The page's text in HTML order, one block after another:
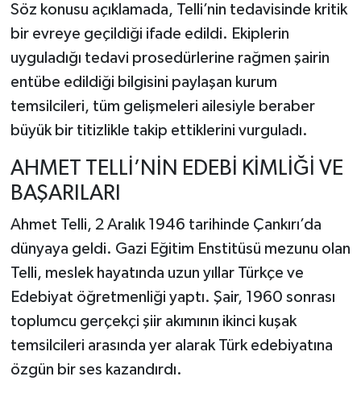
Söz konusu açıklamada, Telli’nin tedavisinde kritik
bir evreye geçildiği ifade edildi. Ekiplerin
uyguladığı tedavi prosedürlerine rağmen şairin
entübe edildiği bilgisini paylaşan kurum
temsilcileri, tüm gelişmeleri ailesiyle beraber
büyük bir titizlikle takip ettiklerini vurguladı.
AHMET TELLİ’NİN EDEBİ KİMLİĞİ VE
BAŞARILARI
Ahmet Telli, 2 Aralık 1946 tarihinde Çankırı’da
dünyaya geldi. Gazi Eğitim Enstitüsü mezunu olan
Telli, meslek hayatında uzun yıllar Türkçe ve
Edebiyat öğretmenliği yaptı. Şair, 1960 sonrası
toplumcu gerçekçi şiir akımının ikinci kuşak
temsilcileri arasında yer alarak Türk edebiyatına
özgün bir ses kazandırdı.